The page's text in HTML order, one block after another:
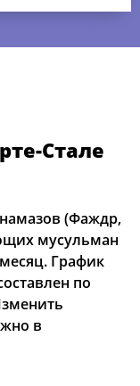
Стале
(Фаждр,
мусульман
График
по
в